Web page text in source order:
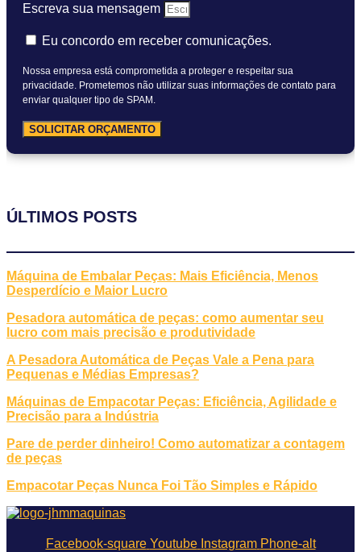
Escreva sua mensagem
Eu concordo em receber comunicações.
Nossa empresa está comprometida a proteger e respeitar sua
privacidade. Prometemos não utilizar suas informações de contato para
enviar qualquer tipo de SPAM.
SOLICITAR ORÇAMENTO
ÚLTIMOS POSTS
Máquina de Embalar Peças: Mais Eficiência, Menos
Desperdício e Maior Lucro
Pesadora automática de peças: como aumentar seu
lucro com mais precisão e produtividade
A Pesadora Automática de Peças Vale a Pena para
Pequenas e Médias Empresas?
Máquinas de Empacotar Peças: Eficiência, Agilidade e
Precisão para a Indústria
Pare de perder dinheiro! Como automatizar a contagem
de peças
Empacotar Peças Nunca Foi Tão Simples e Rápido
Facebook-square Youtube Instagram Phone-alt